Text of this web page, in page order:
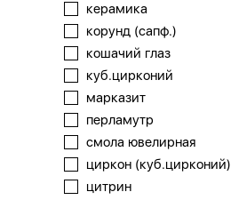
керамика
корунд (сапф.)
кошачий глаз
куб.цирконий
марказит
перламутр
смола ювелирная
циркон (куб.цирконий)
цитрин